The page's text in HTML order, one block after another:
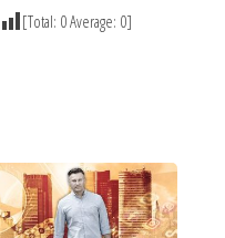
[Total: 0Average: 0]